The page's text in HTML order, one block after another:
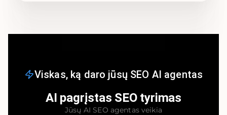
Viskas, ką daro jūsų SEO AI agentas
AI pagrįstas SEO tyrimas
Jūsų AI SEO agentas veikia